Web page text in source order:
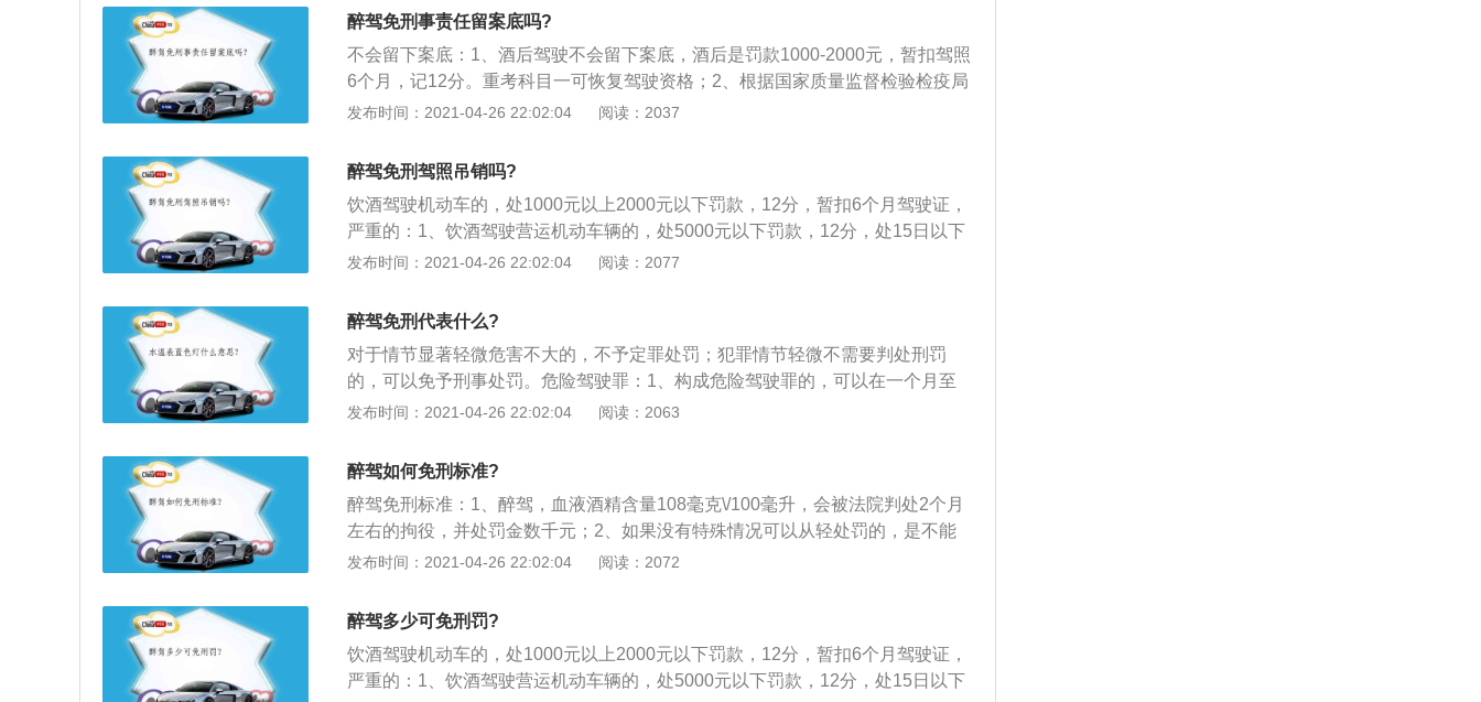
驾驶证，依法追究刑事责任，10年内不得重新取得驾驶证。重新取得驾驶证后，
不得驾驶营运车辆；4、酒后或醉酒驾驶，发生重大交通事故，构成犯罪的，依
法追究刑事责任。吊销驾驶证，终生不得重新取得驾驶证。
醉驾免刑事责任留案底吗?
不会留下案底：1、酒后驾驶不会留下案底，酒后是罚款1000-2000元，暂扣驾照
6个月，记12分。重考科目一可恢复驾驶资格；2、根据国家质量监督检验检疫局
发布的《车辆驾驶人员血液、呼气酒精含量阈值与检验》（GB19522—2004）中
20mg\/100ml，小于80mg\/100ml的驾驶行为；3、醉酒驾车是指车辆驾驶人员血
液中的酒精含量大于或者等于80mg\/100ml的驾驶行为。
发布时间：2021-04-26 22:02:04 阅读：2037
醉驾免刑驾照吊销吗?
饮酒驾驶机动车的，处1000元以上2000元以下罚款，12分，暂扣6个月驾驶证，
严重的：1、饮酒驾驶营运机动车辆的，处5000元以下罚款，12分，处15日以下
拘留，5年内不得考取驾驶证；2、醉酒驾驶机动车，吊销驾驶证，5年内不得再
销驾驶证，10年内不能取得驾驶证，终生不得驾驶营运车辆，经刑事拘留判决，
并处罚款。
发布时间：2021-04-26 22:02:04 阅读：2077
醉驾免刑代表什么?
对于情节显著轻微危害不大的，不予定罪处罚；犯罪情节轻微不需要判处刑罚
的，可以免予刑事处罚。危险驾驶罪：1、构成危险驾驶罪的，可以在一个月至
二个月拘役幅度内确定量刑起点；2、在量刑起点的基础上，可以根据危险驾驶
驶机动车的被告人，应当综合考虑被告人的醉酒程度、机动车类型、车辆行驶道
路、行车速度、是否造成实际损害以及认罪悔罪等情况，准确定罪量刑。对于情
节显著轻微危害不大的，不予定罪处罚；犯罪情节轻微不需要判处刑罚的，可以
免予刑事处罚。
发布时间：2021-04-26 22:02:04 阅读：2063
醉驾如何免刑标准?
醉驾免刑标准：1、醉驾，血液酒精含量108毫克\/100毫升，会被法院判处2个月
左右的拘役，并处罚金数千元；2、如果没有特殊情况可以从轻处罚的，是不能
免于刑事处罚的；3、如果没有超员超载、酒驾前科等从重情节，可以判处缓
情节恶劣的，或者在道路上醉酒驾驶机动车的，处拘役，并处罚金。
发布时间：2021-04-26 22:02:04 阅读：2072
醉驾多少可免刑罚?
饮酒驾驶机动车的，处1000元以上2000元以下罚款，12分，暂扣6个月驾驶证，
严重的：1、饮酒驾驶营运机动车辆的，处5000元以下罚款，12分，处15日以下